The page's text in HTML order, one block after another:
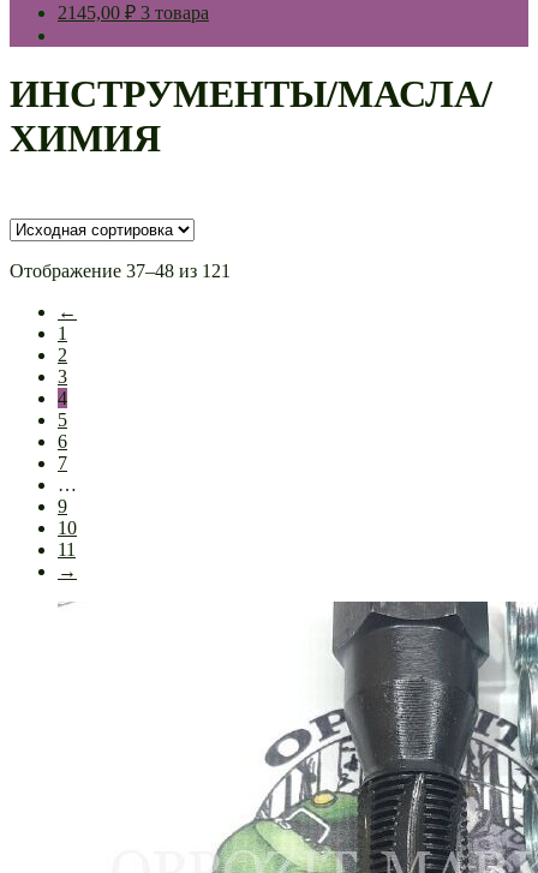
2145,00 ₽ 3 товара
ИНСТРУМЕНТЫ/МАСЛА/
ХИМИЯ
Отображение 37–48 из 121
←
1
2
3
4
5
6
7
…
9
10
11
→